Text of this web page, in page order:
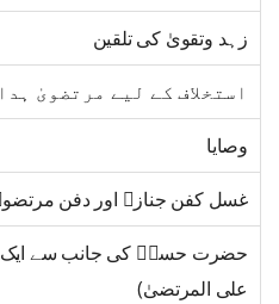
زہد وتقویٰ کی تلقین
استخلاف کے لیے مرتضویٰ
وصایا
غسل کفن جنازہ اور دفن
حضرت حسنؓ کی جانب سے ایک
علی المرتضیٰ)